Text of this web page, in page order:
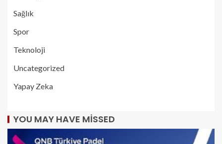
Sağlık
Spor
Teknoloji
Uncategorized
Yapay Zeka
YOU MAY HAVE MISSED